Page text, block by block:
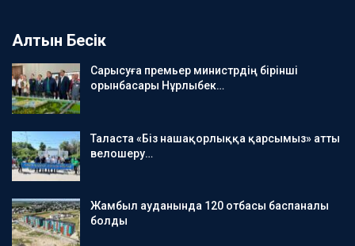
Алтын Бесік
Сарысуға премьер министрдің бірінші
орынбасары Нұрлыбек…
Таласта «Біз нашақорлыққа қарсымыз» атты
велошеру…
Жамбыл ауданында 120 отбасы баспаналы
болды